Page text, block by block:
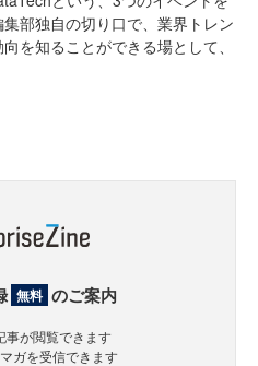
部独自の切り口で、業界トレン
を知ることができる場として、
無料 のご案内
事が閲覧できます
ガを受信できます